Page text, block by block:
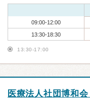
09:00-12:00
13:30-18:30
13:30-17:00
医療法人社団博和会